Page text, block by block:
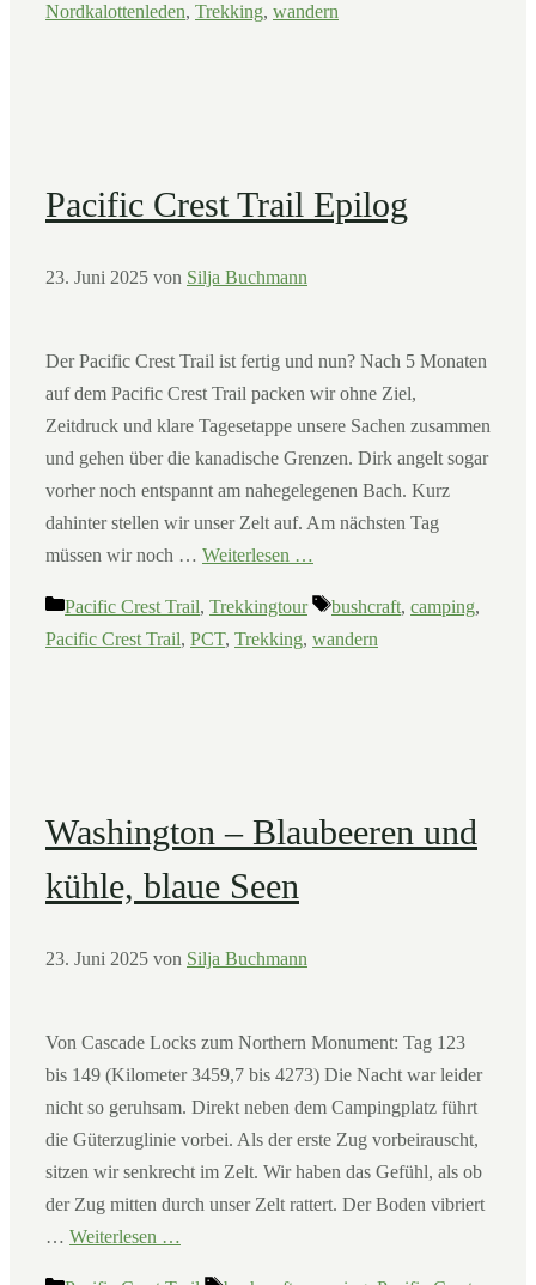
Nordkalottenleden, Trekking, wandern
Pacific Crest Trail Epilog
23. Juni 2025 von Silja Buchmann
Der Pacific Crest Trail ist fertig und nun? Nach 5 Monaten
auf dem Pacific Crest Trail packen wir ohne Ziel,
Zeitdruck und klare Tagesetappe unsere Sachen zusammen
und gehen über die kanadische Grenzen. Dirk angelt sogar
vorher noch entspannt am nahegelegenen Bach. Kurz
dahinter stellen wir unser Zelt auf. Am nächsten Tag
müssen wir noch … Weiterlesen …
Kategorien
Pacific Crest Trail, Trekkingtour Schlagwörter
bushcraft, camping,
Pacific Crest Trail, PCT, Trekking, wandern
Washington – Blaubeeren und
kühle, blaue Seen
23. Juni 2025 von Silja Buchmann
Von Cascade Locks zum Northern Monument: Tag 123
bis 149 (Kilometer 3459,7 bis 4273) Die Nacht war leider
nicht so geruhsam. Direkt neben dem Campingplatz führt
die Güterzuglinie vorbei. Als der erste Zug vorbeirauscht,
sitzen wir senkrecht im Zelt. Wir haben das Gefühl, als ob
der Zug mitten durch unser Zelt rattert. Der Boden vibriert
… Weiterlesen …